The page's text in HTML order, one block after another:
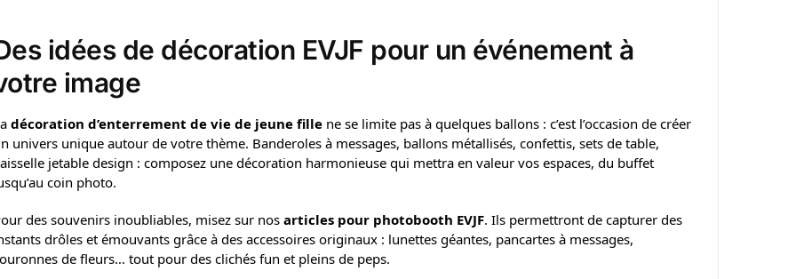
idées de décoration EVJF pour un événement à
image
décoration d’enterrement de vie de jeune fillene se limite pas à quelques ballons : c’est l’occasion de créer
univers unique autour de votre thème. Banderoles à messages, ballons métallisés, confettis, sets de table,
jetable design : composez une décoration harmonieuse qui mettra en valeur vos espaces, du buffet
coin photo.
des souvenirs inoubliables, misez sur nos articles pour photobooth EVJF. Ils permettront de capturer des
drôles et émouvants grâce à des accessoires originaux : lunettes géantes, pancartes à messages,
de fleurs… tout pour des clichés fun et pleins de peps.